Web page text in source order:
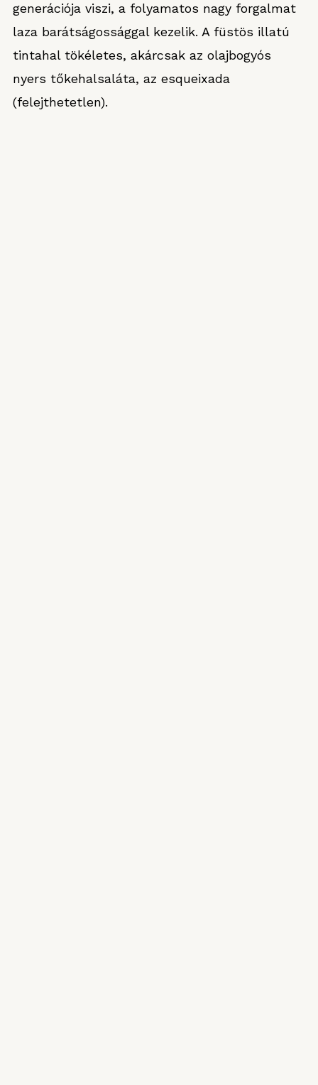
generációja viszi, a folyamatos nagy forgalmat
laza barátságossággal kezelik. A füstös illatú
tintahal tökéletes, akárcsak az olajbogyós
nyers tőkehalsaláta, az esqueixada
(felejthetetlen).